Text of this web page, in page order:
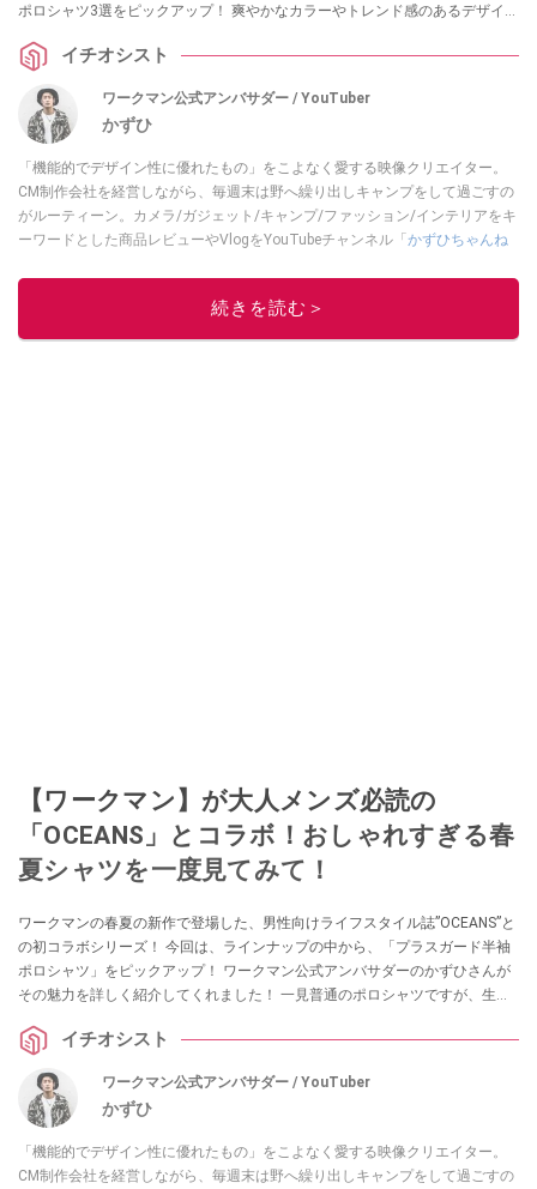
ポロシャツ3選をピックアップ！ 爽やかなカラーやトレンド感のあるデザイン
イチオシスト
ワークマン公式アンバサダー / YouTuber
かずひ
「機能的でデザイン性に優れたもの」をこよなく愛する映像クリエイター。
CM制作会社を経営しながら、毎週末は野へ繰り出しキャンプをして過ごすの
がルーティーン。カメラ/ガジェット/キャンプ/ファッション/インテリアをキ
ーワードとした商品レビューやVlogをYouTubeチャンネル「かずひちゃんね
ん である。
続きを読む＞
【ワークマン】が大人メンズ必読の
「OCEANS」とコラボ！おしゃれすぎる春
夏シャツを一度見てみて！
ワークマンの春夏の新作で登場した、男性向けライフスタイル誌”OCEANS”と
の初コラボシリーズ！ 今回は、ラインナップの中から、「プラスガード半袖
ポロシャツ」をピックアップ！ ワークマン公式アンバサダーのかずひさんが
その魅力を詳しく紹介してくれました！ 一見普通のポロシャツですが、生地
ェックしてみてください。
イチオシスト
ワークマン公式アンバサダー / YouTuber
かずひ
「機能的でデザイン性に優れたもの」をこよなく愛する映像クリエイター。
CM制作会社を経営しながら、毎週末は野へ繰り出しキャンプをして過ごすの